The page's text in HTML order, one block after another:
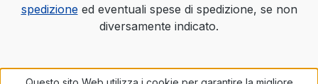
spedizioneed eventuali spese di spedizione, se non
diversamente indicato.